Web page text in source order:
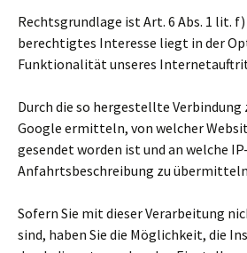
Rechtsgrundlage ist Art. 6 Abs. 1 lit. f)
berechtigtes Interesse liegt in der
Funktionalität unseres
Durch die so hergestellte Verbindung
Google ermitteln, von welcher
gesendet worden ist und an welche
Anfahrtsbeschreibung zu
Sofern Sie mit dieser Verarbeitung
sind, haben Sie die Möglichkeit, die